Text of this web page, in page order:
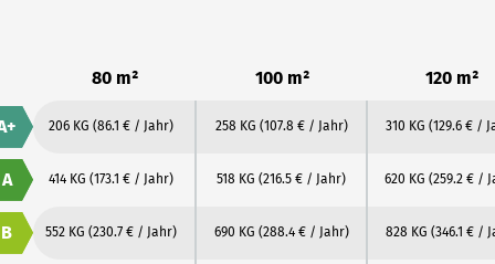
80 m² 100 m² 120 m²
206 KG (86.1 € / Jahr) 258 KG (107.8 € / Jahr) 310 KG (129.6 € /
A 414 KG (173.1 € / Jahr) 518 KG (216.5 € / Jahr) 620 KG (259.2 € /
B 552 KG (230.7 € / Jahr) 690 KG (288.4 € / Jahr) 828 KG (346.1 € /